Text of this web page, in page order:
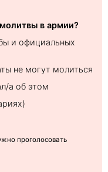
в армии?
и официальных
не могут молиться
а об этом
проголосовать